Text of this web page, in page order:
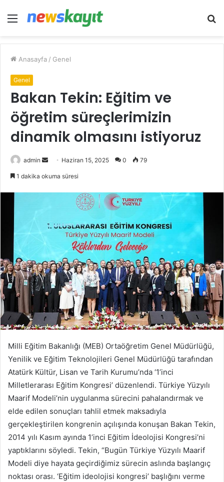
Menü
Anasayfa / Genel
Genel
Bakan Tekin: Eğitim ve
öğretim süreçlerimizin
dinamik olmasını istiyoruz
admin
Bir
göndermek
Haziran 15, 2025 0 79
1 dakika okuma süresi
Milli Eğitim Bakanlığı (MEB) Ortaöğretim Genel Müdürlüğü,
Yenilik ve Eğitim Teknolojileri Genel Müdürlüğü tarafından
Atatürk Kültür, Lisan ve Tarih Kurumu’nda ‘1’inci
Milletlerarası Eğitim Kongresi’ düzenlendi. Türkiye Yüzyılı
Maarif Modeli’nin uygulanma sürecini pahalandırmak ve
elde edilen sonuçları tahlil etmek maksadıyla
gerçekleştirilen kongrenin açılışında konuşan Bakan Tekin,
2014 yılı Kasım ayında 1’inci Eğitim İdeolojisi Kongresi’ni
yaptıklarını söyledi. Tekin, “Bugün Türkiye Yüzyılı Maarif
Modeli diye hayata geçirdiğimiz sürecin aslında başlangıç
noktası orası. ‘Eğitim ideolojisi kongresi’ başlığını verme